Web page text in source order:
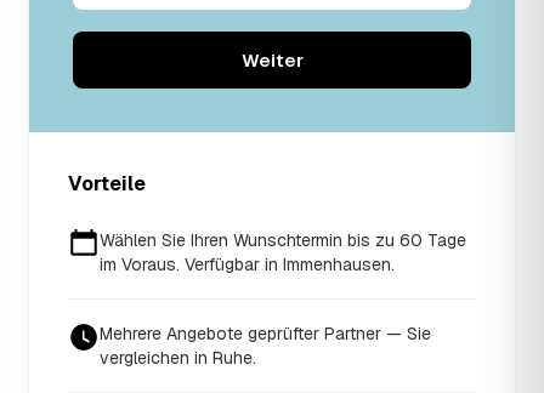
Weiter
Vorteile
Wählen Sie Ihren Wunschtermin bis zu 60 Tage
im Voraus. Verfügbar in Immenhausen.
Mehrere Angebote geprüfter Partner — Sie
vergleichen in Ruhe.